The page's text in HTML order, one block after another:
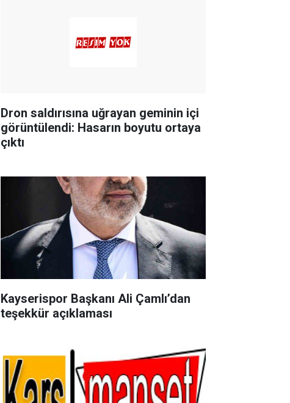
Dron saldırısına uğrayan geminin içi
görüntülendi: Hasarın boyutu ortaya
çıktı
Kayserispor Başkanı Ali Çamlı’dan
teşekkür açıklaması